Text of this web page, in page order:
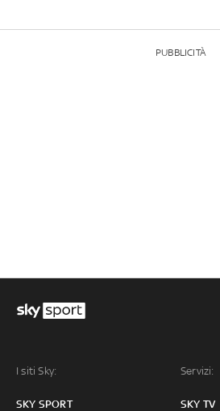
PUBBLICITÀ
I siti Sky:
SKY SPORT
Servizi:
SKY TV